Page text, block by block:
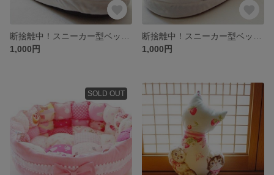
1,000円
1,000円
SOLD OUT